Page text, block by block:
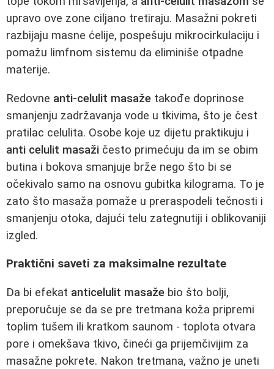
upravo ove zone ciljano tretiraju. Masažni pokreti
razbijaju masne ćelije, pospešuju mikrocirkulaciju i
pomažu limfnom sistemu da eliminiše otpadne
materije.
Redovne anti-celulit masaže takođe doprinose
smanjenju zadržavanja vode u tkivima, što je čest
pratilac celulita. Osobe koje uz dijetu praktikuju i
anti celulit masaži često primećuju da im se obim
butina i bokova smanjuje brže nego što bi se
očekivalo samo na osnovu gubitka kilograma. To je
zato što masaža pomaže u preraspodeli tečnosti i
smanjenju otoka, dajući telu zategnutiji i oblikovaniji
izgled.
Praktični saveti za maksimalne rezultate
Da bi efekat anticelulit masaže bio što bolji,
preporučuje se da se pre tretmana koža pripremi
toplim tušem ili kratkom saunom - toplota otvara
pore i omekšava tkivo, čineći ga prijemčivijim za
masažne pokrete. Nakon tretmana, važno je uneti